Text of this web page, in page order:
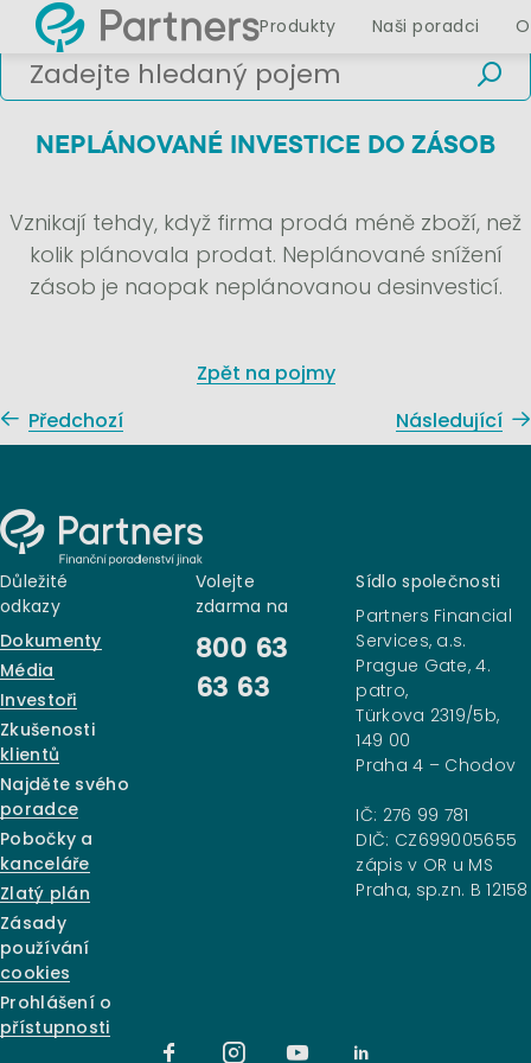
Produkty Naši poradci
NEPLÁNOVANÉ INVESTICE DO ZÁSOB
Vznikají tehdy, když firma prodá méně zboží, než
kolik plánovala prodat. Neplánované snížení
zásob je naopak neplánovanou desinvesticí.
Zpět na pojmy
Předchozí
Následující
Důležité
odkazy
Dokumenty
Média
Investoři
Zkušenosti
klientů
Najděte svého
poradce
Pobočky a
kanceláře
Zlatý plán
Zásady
používání
cookies
Prohlášení o
přístupnosti
Volejte
zdarma na
800 63
63 63
Sídlo společnosti
Partners Financial
Services, a.s.
Prague Gate, 4.
patro,
Türkova 2319/5b,
149 00
Praha 4 – Chodov
IČ: 276 99 781
DIČ: CZ699005655
zápis v OR u MS
Praha, sp.zn. B 12158